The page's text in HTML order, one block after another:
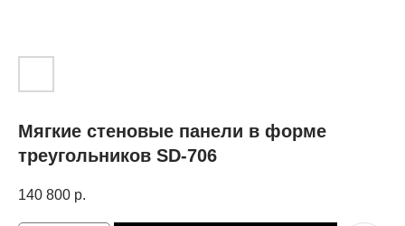
Мягкие стеновые панели в форме
треугольников SD-706
140 800 р.